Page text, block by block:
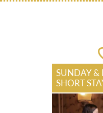
SUNDAY &
SHORT